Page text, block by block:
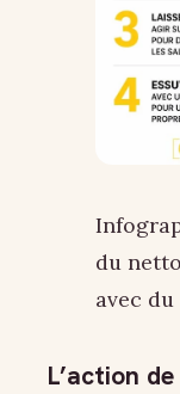
du
avec
L’action